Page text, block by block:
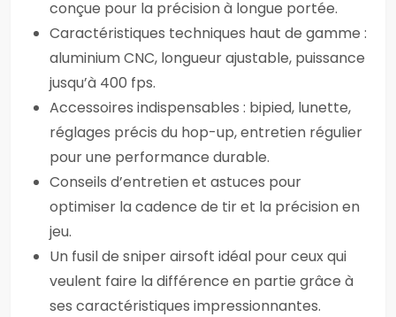
conçue pour la précision à longue portée.
Caractéristiques techniques haut de gamme :
aluminium CNC, longueur ajustable, puissance
jusqu’à 400 fps.
Accessoires indispensables : bipied, lunette,
réglages précis du hop-up, entretien régulier
pour une performance durable.
Conseils d’entretien et astuces pour
optimiser la cadence de tir et la précision en
jeu.
Un fusil de sniper airsoft idéal pour ceux qui
veulent faire la différence en partie grâce à
ses caractéristiques impressionnantes.